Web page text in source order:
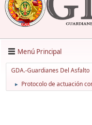
Menú Principal
GDA.-Guardianes Del Asfalto
► Protocolo de actuación